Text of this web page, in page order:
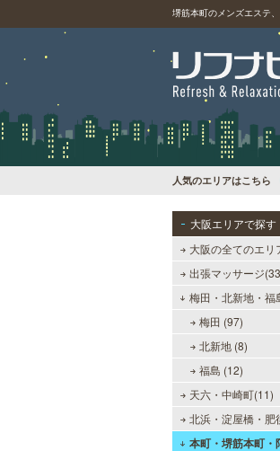
堺筋本町のメンズエステ
人気のエリアはこちら
大阪エリアで探す
大阪の全てのエリ
出張マッサージ
梅田・北新地・福
梅田 (97)
北新地 (8)
福島 (12)
天六・中崎町(11)
北浜・淀屋橋・肥
本町・堺筋本町・